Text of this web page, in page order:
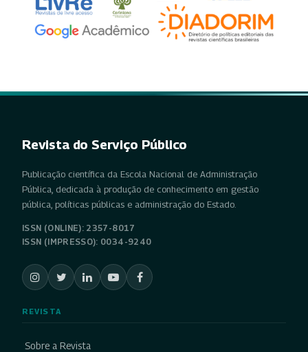
Revista do Serviço Público
Publicação científica da Escola Nacional de Administração
Pública, dedicada à produção de conhecimento em gestão
pública, políticas públicas e administração do Estado.
ISSN (ONLINE): 2357-8017
ISSN (IMPRESSO): 0034-9240
REVISTA
Sobre a Revista